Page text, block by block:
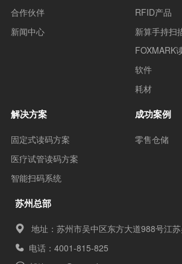
合作伙伴
新闻中心
RFID产品
新算手持扫
FOXMARK
软件
耗材
解决方案
固定式读码方案
医疗试管读码方案
智能扫码系统
成功案例
零售仓储
苏州总部
地址：苏州市吴中区东方大道988号江
电话：4001-815-825